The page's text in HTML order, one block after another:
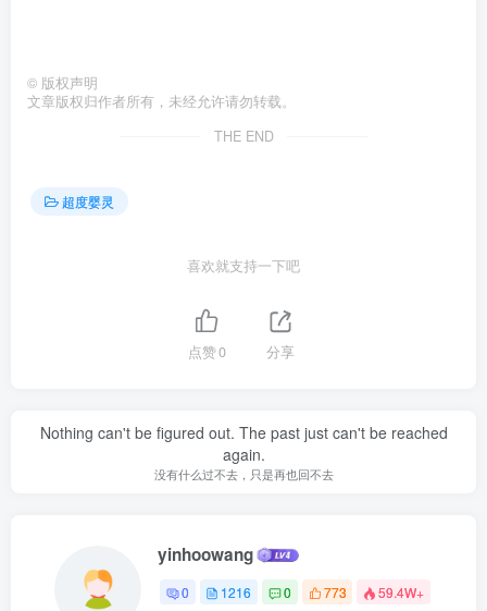
© 版权声明
文章版权归作者所有，未经允许请勿转载。
THE END
超度婴灵
喜欢就支持一下吧
点赞0 分享
Nothing can't be figured out. The past just can't be reached
again.
没有什么过不去，只是再也回不去
yinhoowang
0 1216 0 773 59.4W+